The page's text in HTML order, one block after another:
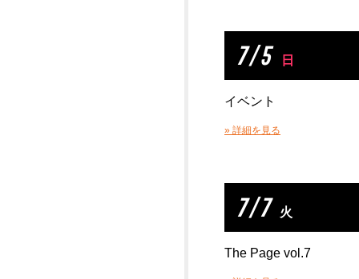
7 / 5 日
イベント
» 詳細を見る
7 / 7 火
The Page vol.7